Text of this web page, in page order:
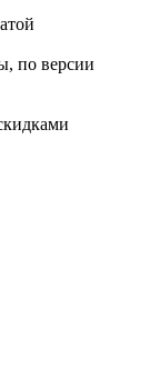
по версии